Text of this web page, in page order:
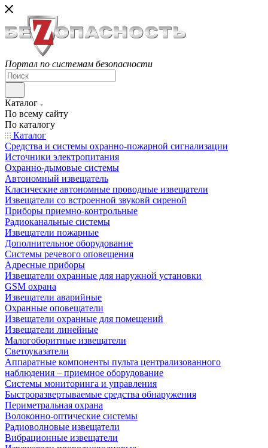
Портал по системам безопасности
Каталог
По всему сайту
По каталогу
Каталог
Средства и системы охранно-пожарной сигнализации
Источники электропитания
Охранно-дымовые системы
Автономный извещатель
Класические автономные проводные извещатели
Извещатели со встроенной звуковй сиреной
Приборы приемно-контрольные
Радиоканальные системы
Извещатели пожарные
Дополнительное оборудование
Системы речевого оповещения
Адресные приборы
Извещатели охранные для наружной установки
GSM охрана
Извещатели аварийные
Охранные оповещатели
Извещатели охранные для помещений
Извещатели линейные
Малогоборитные извещатели
Светоуказатели
Аппаратные компоненты пульта централизованного
наблюдения – приемное оборудование
Системы мониторинга и управления
Быстроразвертываемые средства обнаружения
Периметральная охрана
Волоконно-оптические системы
Радиоволновые извещатели
Вибрационные извещатели